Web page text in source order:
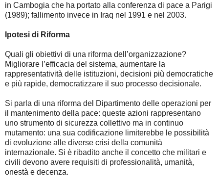
in Cambogia che ha portato alla conferenza di pace a Parigi
(1989); fallimento invece in Iraq nel 1991 e nel 2003.
Ipotesi di Riforma
Quali gli obiettivi di una riforma dell’organizzazione?
Migliorare l’efficacia del sistema, aumentare la
rappresentatività delle istituzioni, decisioni più democratiche
e più rapide, democratizzare il suo processo decisionale.
Si parla di una riforma del Dipartimento delle operazioni per
il mantenimento della pace: queste azioni rappresentano
uno strumento di sicurezza collettivo ma in continuo
mutamento: una sua codificazione limiterebbe le possibilità
di evoluzione alle diverse crisi della comunità
internazionale. Si è ribadito anche il concetto che militari e
civili devono avere requisiti di professionalità, umanità,
onestà e decenza.